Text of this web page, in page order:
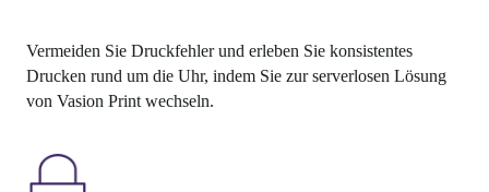
Vermeiden Sie Druckfehler und erleben Sie konsistentes
Drucken rund um die Uhr, indem Sie zur serverlosen Lösung
von Vasion Print wechseln.